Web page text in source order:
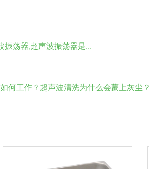
振荡器,超声波振荡器是...
何工作？超声波清洗为什么会蒙上灰尘？